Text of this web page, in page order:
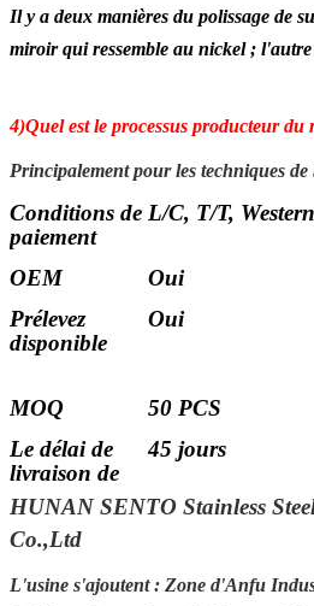
Il y a deux manières du polissage de
miroir qui ressemble au nickel ; l'autre
4)Quel est le processus producteur
Principalement pour les techniques de
Conditions de
paiement
L/C, T/T,
OEM
Oui
Prélevez
disponible
Oui
MOQ
50 PCS
Le délai de
livraison de
délai
d'exécution
45 jours
livraison
HUNAN SENTO Stainless
Co.,Ltd
L'usine s'ajoutent : Zone d'Anfu